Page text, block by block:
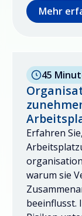
Mehr
45
Erfahren
warum sie
beeinflusst.